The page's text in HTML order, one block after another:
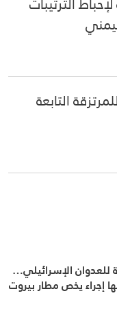
التابعة
للعدوان الإسرائيلي…
إجراء يخص مطار بيروت